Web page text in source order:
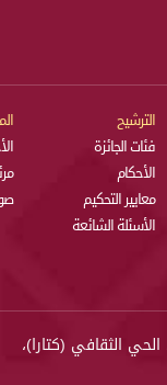
الترشيح
فئات الجائزة
الأحكام
معايير التحكيم
الأسئلة الشائعة